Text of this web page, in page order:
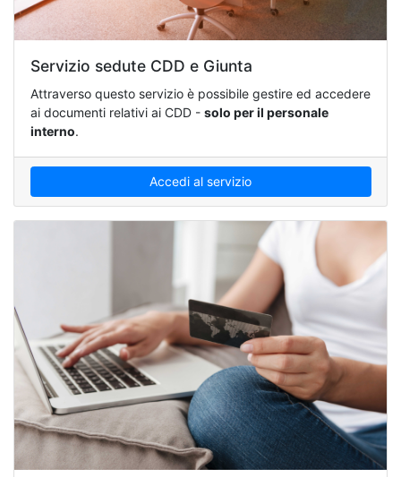
Servizio sedute CDD e Giunta
Attraverso questo servizio è possibile gestire ed accedere
ai documenti relativi ai CDD - solo per il personale
interno.
Accedi al servizio